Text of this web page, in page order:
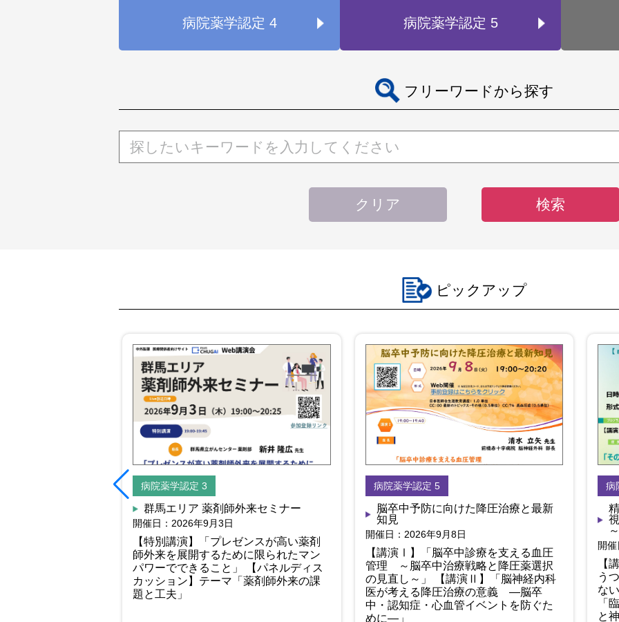
病院薬学認定 4 病院薬学認定 5
フリーワードから探す
クリア
ピックアップ
病院薬学認定 3
群馬エリア 薬剤師外来セミナー
開催日：2026年9月3日
【特別講演】「プレゼンスが高い薬剤
師外来を展開するために限られたマン
パワーでできること」 【パネルディス
カッション】テーマ「薬剤師外来の課
題と工夫」
病院薬学認定 5
脳卒中予防に向けた降圧治療と最新
知見
開催日：2026年9月8日
【講演Ⅰ】「脳卒中診療を支える血圧
管理 ～脳卒中治療戦略と降圧薬選択
の見直し～」 【講演Ⅱ】「脳神経内科
医が考える降圧治療の意義 ―脳卒
中・認知症・心血管イベントを防ぐた
めに―」
病
開
【
う
な
「
と